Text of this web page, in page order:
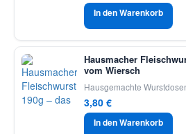
In den Warenkorb
Hausmacher
vom Wiersch
Hausgemachte
3,80 €
In den Warenkorb